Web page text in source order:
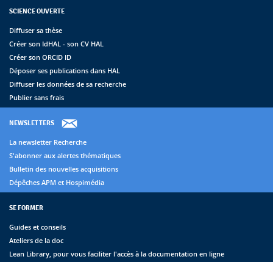
SCIENCE OUVERTE
Diffuser sa thèse
Créer son IdHAL - son CV HAL
Créer son ORCID ID
Déposer ses publications dans HAL
Diffuser les données de sa recherche
Publier sans frais
NEWSLETTERS
La newsletter Recherche
S'abonner aux alertes thématiques
Bulletin des nouvelles acquisitions
Dépêches APM et Hospimédia
SE FORMER
Guides et conseils
Ateliers de la doc
Lean Library, pour vous faciliter l'accès à la documentation en ligne